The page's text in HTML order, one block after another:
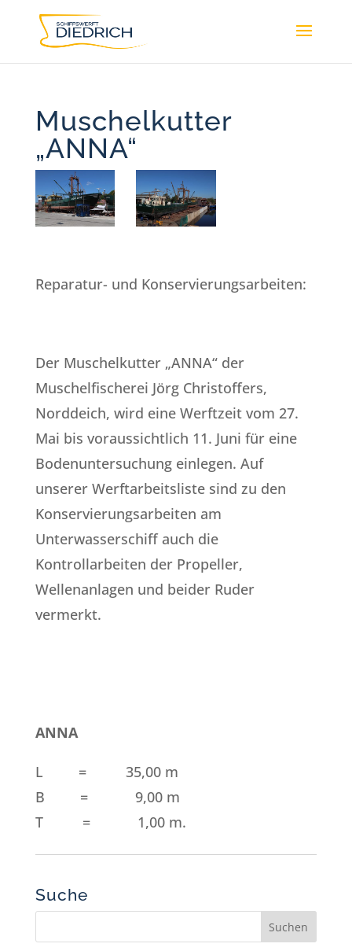
Muschelkutter
„ANNA“
Reparatur- und Konservierungsarbeiten:
Der Muschelkutter „ANNA“ der
Muschelfischerei Jörg Christoffers,
Norddeich, wird eine Werftzeit vom 27.
Mai bis voraussichtlich 11. Juni für eine
Bodenuntersuchung einlegen. Auf
unserer Werftarbeitsliste sind zu den
Konservierungsarbeiten am
Unterwasserschiff auch die
Kontrollarbeiten der Propeller,
Wellenanlagen und beider Ruder
vermerkt.
ANNA
L = 35,00 m
B = 9,00 m
T = 1,00 m.
Suche